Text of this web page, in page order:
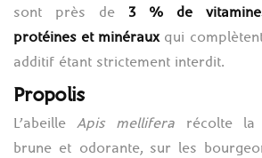
sont près de 3 % de
protéines et minérauxqui
additif étant strictement interdit.
Propolis
L’abeilleApis mellifera récolte la
brune et odorante, sur les